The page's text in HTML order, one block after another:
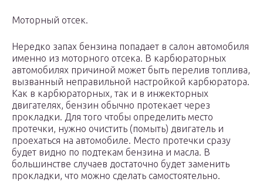
Моторный отсек.
Нередко запах бензина попадает в салон автомобиля
именно из моторного отсека. В карбюраторных
автомобилях причиной может быть перелив топлива,
вызванный неправильной настройкой карбюратора.
Как в карбюраторных, так и в инжекторных
двигателях, бензин обычно протекает через
прокладки. Для того чтобы определить место
протечки, нужно очистить (помыть) двигатель и
проехаться на автомобиле. Место протечки сразу
будет видно по подтекам бензина и масла. В
большинстве случаев достаточно будет заменить
прокладки, что можно сделать самостоятельно.